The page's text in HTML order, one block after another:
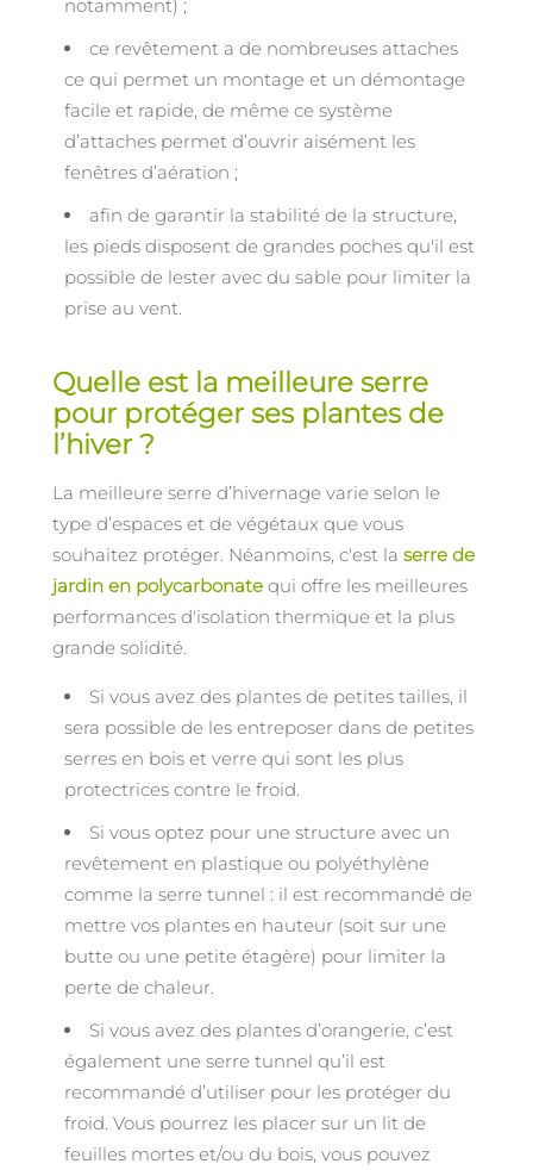
notamment) ;
ce revêtement a de nombreuses attaches
ce qui permet un montage et un démontage
facile et rapide, de même ce système
d’attaches permet d’ouvrir aisément les
fenêtres d’aération ;
afin de garantir la stabilité de la structure,
les pieds disposent de grandes poches qu'il est
possible de lester avec du sable pour limiter la
prise au vent.
Quelle est la meilleure serre
pour protéger ses plantes de
l’hiver ?
La meilleure serre d’hivernage varie selon le
type d’espaces et de végétaux que vous
souhaitez protéger. Néanmoins, c'est la serre de
jardin en polycarbonate qui offre les meilleures
performances d'isolation thermique et la plus
grande solidité.
Si vous avez des plantes de petites tailles, il
sera possible de les entreposer dans de petites
serres en bois et verre qui sont les plus
protectrices contre le froid.
Si vous optez pour une structure avec un
revêtement en plastique ou polyéthylène
comme la serre tunnel : il est recommandé de
mettre vos plantes en hauteur (soit sur une
butte ou une petite étagère) pour limiter la
perte de chaleur.
Si vous avez des plantes d’orangerie, c’est
également une serre tunnel qu’il est
recommandé d’utiliser pour les protéger du
froid. Vous pourrez les placer sur un lit de
feuilles mortes et/ou du bois, vous pouvez